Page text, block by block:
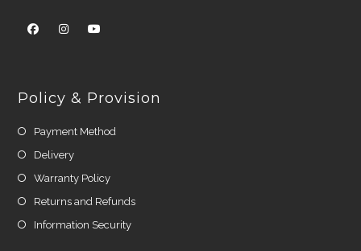
Policy & Provision
Payment Method
Delivery
Warranty Policy
Returns and Refunds
Information Security